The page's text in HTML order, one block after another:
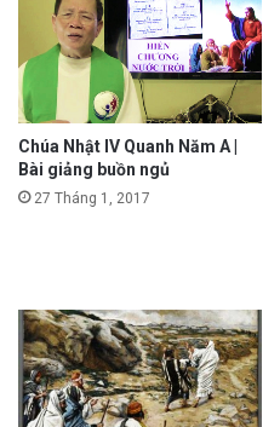
Chúa Nhật IV Quanh Năm A |
Bài giảng buồn ngủ
27 Tháng 1, 2017